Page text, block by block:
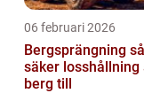
06 februari 2026
Bergsprängning så går
säker losshållning
berg till